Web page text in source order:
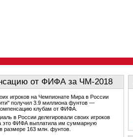
от ФИФА за ЧМ-2018
игроков на Чемпионате Мира в России
получил 3.9 миллиона фунтов —
клубам от ФИФА.
в России делегировали своих игроков
это ФИФА выплатила им суммарную
размере 163 млн. фунтов.